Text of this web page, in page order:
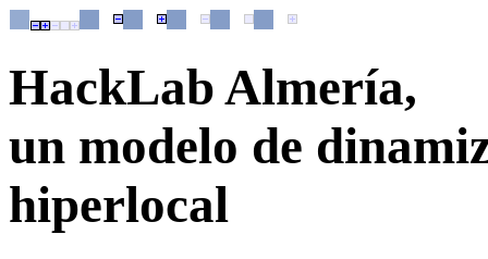
HackLab Almería,
un modelo de
hiperlocal